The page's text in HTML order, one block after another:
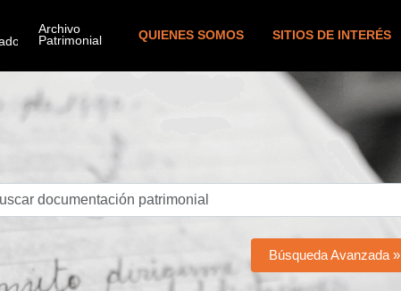
QUIENES SOMOS SITIOS DE INTERÉS
Búsqueda Avanzada »